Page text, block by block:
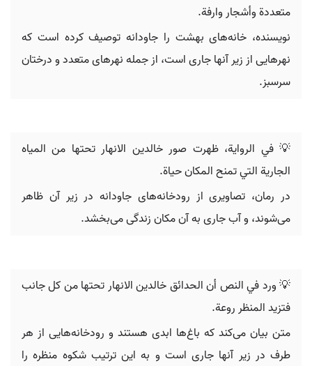
متعددة وأشجار وارفة.
نویسنده، خانه‌های بهشت را جاودانه توصیف کرده است که
نهرهایی از زیر آنها جاری است، از جمله نهرهای متعدد و درختان
سرسبز.
💡 في الرواية، ظهرت صور خالدين الانهار تحتها من المياه
الجارية التي تمنح المكان حياة.
در رمان، تصاویری از رودخانه‌های جاودانه در زیر آن ظاهر
می‌شوند، و آب جاری به آن مکان زندگی می‌بخشد.
💡 ورد في النص أن الحدائق خالدين الانهار تحتها من كل جانب
فتزيد المنظر روعة.
متن بیان می‌کند که باغ‌ها ابدی هستند و رودخانه‌هایی از هر
طرف در زیر آنها جاری است و به این ترتیب شکوه منظره را